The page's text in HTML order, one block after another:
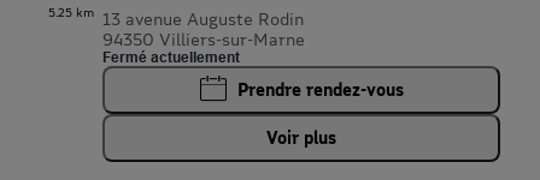
5.25 km
13 avenue Auguste Rodin
94350 Villiers-sur-Marne
Fermé actuellement
Prendre rendez-vous
Voir plus